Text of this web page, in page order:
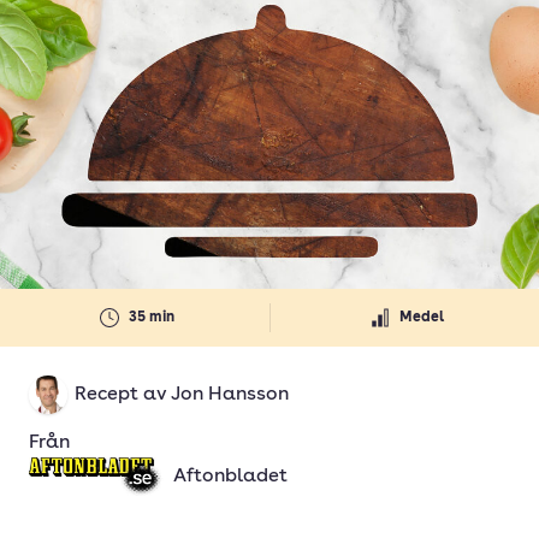
35 min Medel
Recept av Jon Hansson
Från
Aftonbladet